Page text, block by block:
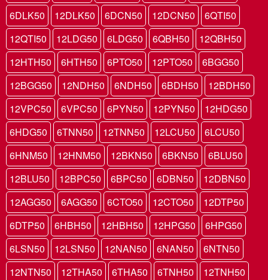
6DLK50
12DLK50 6DCN50 12DCN50
6QTI50
12QTI50
12LDG50 6LDG50 6QBH50
12QBH50
12HTH50
6HTH50 6PTO50 12PTO50
6BGG50
12BGG50
12NDH50 6NDH50 6BDH50
12BDH50
12VPC50
6VPC50 6PYN50 12PYN50
12HDG50
6HDG50
6TNN50 12TNN50 12LCU50
6LCU50
6HNM50
12HNM50 12BKN50 6BKN50
6BLU50
12BLU50
12BPC50 6BPC50 6DBN50
12DBN50
12AGG50
6AGG50 6CTO50 12CTO50
12DTP50
6DTP50
6HBH50 12HBH50 12HPG50
6HPG50
6LSN50
12LSN50 12NAN50 6NAN50
6NTN50
12NTN50
12THA50 6THA50 6TNH50
12TNH50